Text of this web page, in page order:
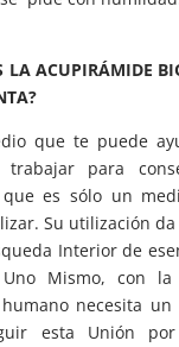
LA ACUPIRÁMIDE
que te puede
trabajar para
que es sólo un
Su utilización
Interior de
Mismo, con
humano necesita
esta Unión